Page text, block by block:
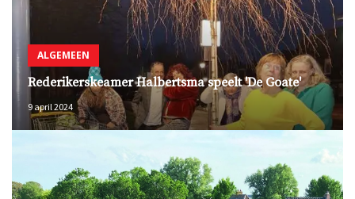
ALGEMEEN
Rederikerskeamer Halbertsma speelt 'De Goate'
9 april 2024